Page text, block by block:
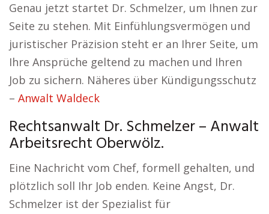
Genau jetzt startet Dr. Schmelzer, um Ihnen zur
Seite zu stehen. Mit Einfühlungsvermögen und
juristischer Präzision steht er an Ihrer Seite, um
Ihre Ansprüche geltend zu machen und Ihren
Job zu sichern. Näheres über Kündigungsschutz
– Anwalt Waldeck
Rechtsanwalt Dr. Schmelzer – Anwalt
Arbeitsrecht Oberwölz.
Eine Nachricht vom Chef, formell gehalten, und
plötzlich soll Ihr Job enden. Keine Angst, Dr.
Schmelzer ist der Spezialist für